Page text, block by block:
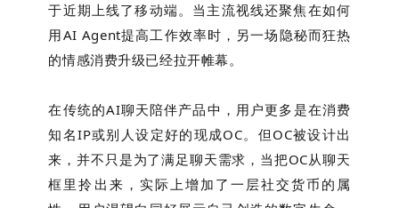
于近期上线了移动端。当主流视线还聚焦在如何
用AI Agent提高工作效率时，另一场隐秘而狂热
的情感消费升级已经拉开帷幕。
在传统的AI聊天陪伴产品中，用户更多是在消费
知名IP或别人设定好的现成OC。但OC被设计出
来，并不只是为了满足聊天需求，当把OC从聊天
框里拎出来，实际上增加了一层社交货币的属